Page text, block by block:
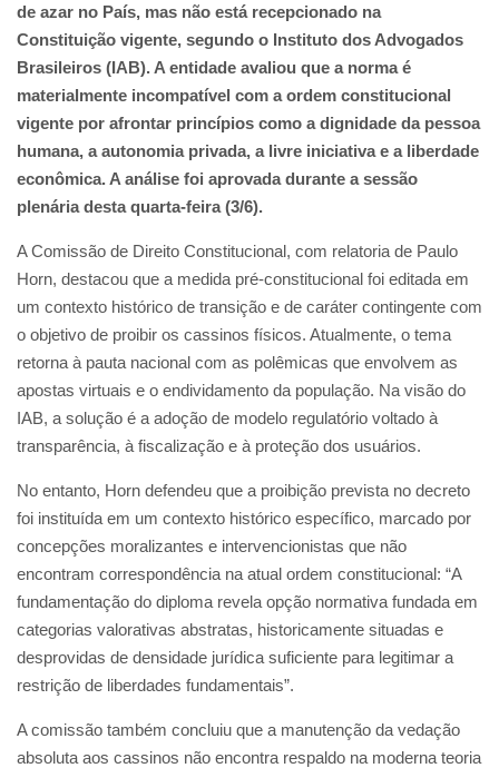
de azar no País, mas não está recepcionado na
Constituição vigente, segundo o Instituto dos Advogados
Brasileiros (IAB). A entidade avaliou que a norma é
materialmente incompatível com a ordem constitucional
vigente por afrontar princípios como a dignidade da pessoa
humana, a autonomia privada, a livre iniciativa e a liberdade
econômica. A análise foi aprovada durante a sessão
plenária desta quarta-feira (3/6).
A Comissão de Direito Constitucional, com relatoria de Paulo
Horn, destacou que a medida pré-constitucional foi editada em
um contexto histórico de transição e de caráter contingente com
o objetivo de proibir os cassinos físicos. Atualmente, o tema
retorna à pauta nacional com as polêmicas que envolvem as
apostas virtuais e o endividamento da população. Na visão do
IAB, a solução é a adoção de modelo regulatório voltado à
transparência, à fiscalização e à proteção dos usuários.
No entanto, Horn defendeu que a proibição prevista no decreto
foi instituída em um contexto histórico específico, marcado por
concepções moralizantes e intervencionistas que não
encontram correspondência na atual ordem constitucional: “A
fundamentação do diploma revela opção normativa fundada em
categorias valorativas abstratas, historicamente situadas e
desprovidas de densidade jurídica suficiente para legitimar a
restrição de liberdades fundamentais”.
A comissão também concluiu que a manutenção da vedação
absoluta aos cassinos não encontra respaldo na moderna teoria